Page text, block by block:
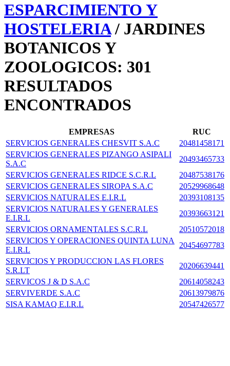
ESPARCIMIENTO Y
HOSTELERIA/ JARDINES
BOTANICOS Y
ZOOLOGICOS: 301
RESULTADOS
ENCONTRADOS
EMPRESAS
RUC
SERVICIOS GENERALES CHESVIT S.A.C
20481458171
SERVICIOS GENERALES PIZANGO ASIPALI
S.A.C
20493465733
SERVICIOS GENERALES RIDCE S.C.R.L
20487538176
SERVICIOS GENERALES SIROPA S.A.C
20529968648
SERVICIOS NATURALES E.I.R.L
20393108135
SERVICIOS NATURALES Y GENERALES
E.I.R.L
20393663121
SERVICIOS ORNAMENTALES S.C.R.L
20510572018
SERVICIOS Y OPERACIONES QUINTA LUNA
E.I.R.L
20454697783
SERVICIOS Y PRODUCCION LAS FLORES
S.R.LT
20206639441
SERVICOS J & D S.A.C
20614058243
SERVIVERDE S.A.C
20613979876
SISA KAMAQ E.I.R.L
20547426577